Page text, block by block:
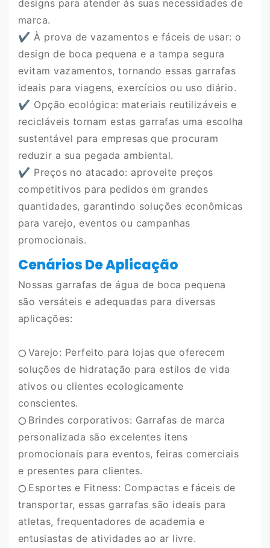
designs para atender às suas necessidades de
marca.
✔À prova de vazamentos e fáceis de usar: o
design de boca pequena e a tampa segura
evitam vazamentos, tornando essas garrafas
ideais para viagens, exercícios ou uso diário.
✔ Opção ecológica: materiais reutilizáveis ​​e
recicláveis ​​tornam estas garrafas uma escolha
sustentável para empresas que procuram
reduzir a sua pegada ambiental.
✔ Preços no atacado: aproveite preços
competitivos para pedidos em grandes
quantidades, garantindo soluções econômicas
para varejo, eventos ou campanhas
promocionais.
Cenários De Aplicação
Nossas garrafas de água de boca pequena
são versáteis e adequadas para diversas
aplicações:
⭕️ Varejo: Perfeito para lojas que oferecem
soluções de hidratação para estilos de vida
ativos ou clientes ecologicamente
conscientes.
⭕️ Brindes corporativos: Garrafas de marca
personalizada são excelentes itens
promocionais para eventos, feiras comerciais
e presentes para clientes.
⭕️ Esportes e Fitness: Compactas e fáceis de
transportar, essas garrafas são ideais para
atletas, frequentadores de academia e
entusiastas de atividades ao ar livre.